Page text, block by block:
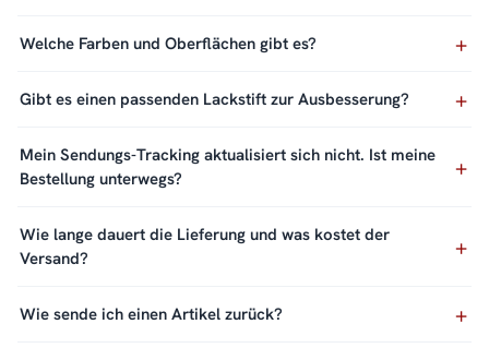
Welche Farben und Oberflächen gibt es?
Gibt es einen passenden Lackstift zur Ausbesserung?
Mein Sendungs-Tracking aktualisiert sich nicht. Ist meine
Bestellung unterwegs?
Wie lange dauert die Lieferung und was kostet der
Versand?
Wie sende ich einen Artikel zurück?